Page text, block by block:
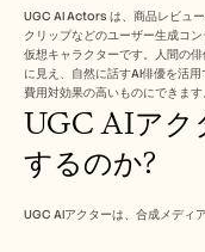
UGC AI Actors は、商品レビュ
クリップなどのユーザー生成コ
仮想キャラクターです。人間の
に見え、自然に話すAI俳優を活
費用対効果の高いものにできます
UGC AIアク
するのか?
UGC AIアクターは、合成メディ
お客様の事例
セールスイネーブルメント
プリセールス
プロダクトマーケティン
カスタマーサクセス
トレーニング
See more